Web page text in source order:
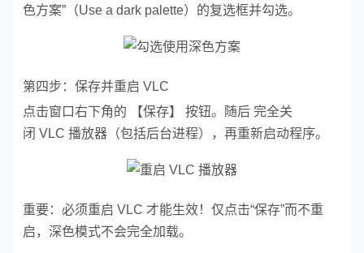
色方案”（Use a dark palette）的复选框并勾选。
第四步：保存并重启 VLC
点击窗口右下角的 【保存】 按钮。
随后 完全关
闭 VLC 播放器（包括后台进程），再重新启动程序。
重要：必须重启 VLC 才能生效！仅点击“保存”而不重
启，深色模式不会完全加载。